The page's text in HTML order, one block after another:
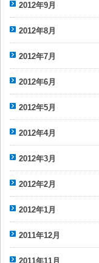
2012年9月
2012年8月
2012年7月
2012年6月
2012年5月
2012年4月
2012年3月
2012年2月
2012年1月
2011年12月
2011年11月